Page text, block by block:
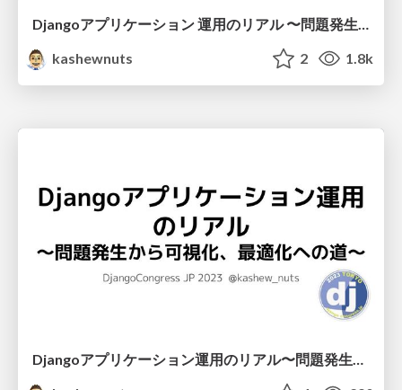
Djangoアプリケーション 運用のリアル 〜問題発生から可視化、最適化への道〜 #pyconshizu
kashewnuts
2 1.8k